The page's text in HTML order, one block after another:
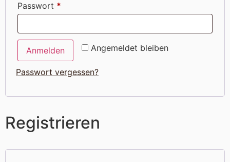
Passwort *
Angemeldet bleiben
Anmelden
Passwort vergessen?
Registrieren